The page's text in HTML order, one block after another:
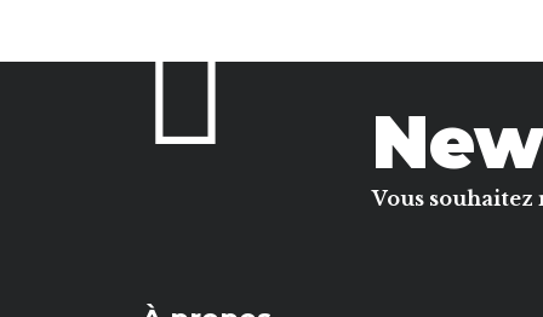
Vous souhaitez